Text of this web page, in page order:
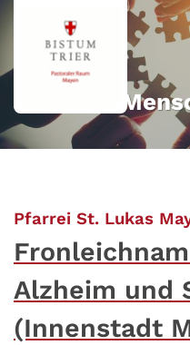
Zum Inhalt springen
Mehr für
Pfarrei St. Lukas
Alzheim und
(Innenstadt